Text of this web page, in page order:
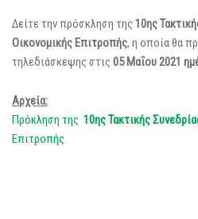
Δείτε την πρόσκληση της 10ης
Οικονομικής Επιτροπής, η οποία θα
τηλεδιάσκεψης στις 05 Μαΐου 2021
Αρχεία:
Πρόκληση της 10ης Τακτικής
Επιτροπής.